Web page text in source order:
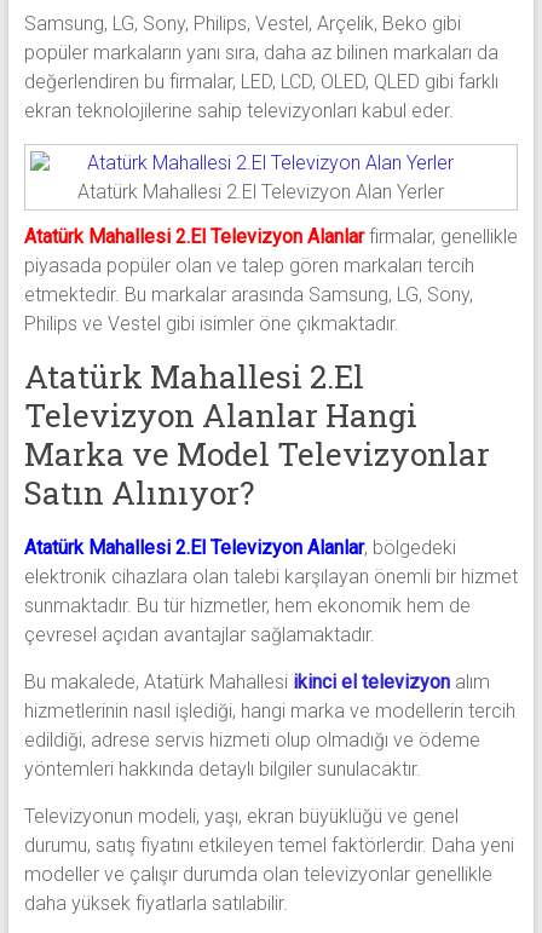
Samsung, LG, Sony, Philips, Vestel, Arçelik, Beko gibi
popüler markaların yanı sıra, daha az bilinen markaları da
değerlendiren bu firmalar, LED, LCD, OLED, QLED gibi farklı
ekran teknolojilerine sahip televizyonları kabul eder.
Atatürk Mahallesi 2.El Televizyon Alan Yerler
Atatürk Mahallesi 2.El Televizyon Alanlarfirmalar, genellikle
piyasada popüler olan ve talep gören markaları tercih
etmektedir. Bu markalar arasında Samsung, LG, Sony,
Philips ve Vestel gibi isimler öne çıkmaktadır.
Atatürk Mahallesi 2.El
Televizyon Alanlar Hangi
Marka ve Model Televizyonlar
Satın Alınıyor?
Atatürk Mahallesi 2.El Televizyon Alanlar, bölgedeki
elektronik cihazlara olan talebi karşılayan önemli bir hizmet
sunmaktadır. Bu tür hizmetler, hem ekonomik hem de
çevresel açıdan avantajlar sağlamaktadır.
Bu makalede, Atatürk Mahallesi ikinci el televizyonalım
hizmetlerinin nasıl işlediği, hangi marka ve modellerin tercih
edildiği, adrese servis hizmeti olup olmadığı ve ödeme
yöntemleri hakkında detaylı bilgiler sunulacaktır.
Televizyonun modeli, yaşı, ekran büyüklüğü ve genel
durumu, satış fiyatını etkileyen temel faktörlerdir. Daha yeni
modeller ve çalışır durumda olan televizyonlar genellikle
daha yüksek fiyatlarla satılabilir.